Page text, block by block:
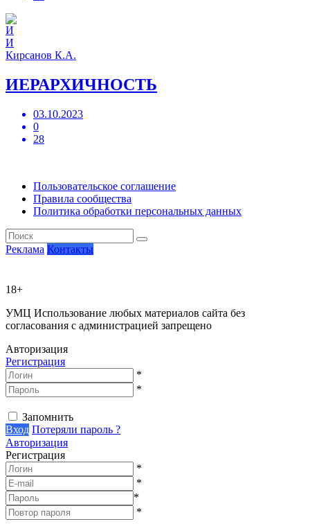
И
Кирсанов К.А.
ИЕРАРХИЧНОСТЬ
03.10.2023
0
28
Пользовательское соглашение
Правила сообщества
Политика обработки персональных данных
Реклама Контакты
18+
УМЦ Использование любых материалов сайта без
согласования с администрацией запрещено
Авторизация
Регистрация
*
*
Запомнить
Вход Потеряли пароль ?
Авторизация
Регистрация
*
*
*
*